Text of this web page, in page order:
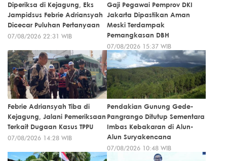
Diperiksa di Kejagung, Eks
Jampidsus Febrie Adriansyah
Dicecar Puluhan Pertanyaan
07/08/2026 22:31 WIB
Gaji Pegawai Pemprov DKI
Jakarta Dipastikan Aman
Meski Terdampak
Pemangkasan DBH
07/08/2026 15:37 WIB
Febrie Adriansyah Tiba di
Kejagung, Jalani Pemeriksaan
Terkait Dugaan Kasus TPPU
07/08/2026 14:28 WIB
Pendakian Gunung Gede-
Pangrango Ditutup Sementara
Imbas Kebakaran di Alun-
Alun Suryakencana
07/08/2026 10:48 WIB